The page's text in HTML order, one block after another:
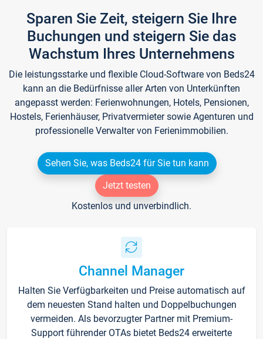
Sparen Sie Zeit, steigern Sie Ihre
Buchungen und steigern Sie das
Wachstum Ihres Unternehmens
Die leistungsstarke und flexible Cloud-Software von Beds24
kann an die Bedürfnisse aller Arten von Unterkünften
angepasst werden: Ferienwohnungen, Hotels, Pensionen,
Hostels, Ferienhäuser, Privatvermieter sowie Agenturen und
professionelle Verwalter von Ferienimmobilien.
Sehen Sie, was Beds24 für Sie tun kann
Jetzt testen
Kostenlos und unverbindlich.
Channel Manager
Halten Sie Verfügbarkeiten und Preise automatisch auf
dem neuesten Stand halten und Doppelbuchungen
vermeiden. Als bevorzugter Partner mit Premium-
Support führender OTAs bietet Beds24 erweiterte